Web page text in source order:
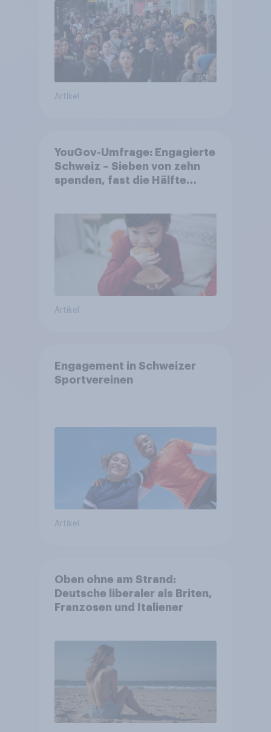
Artikel
YouGov-Umfrage: Engagierte
Schweiz – Sieben von zehn
spenden, fast die Hälfte
Artikel
Engagement in Schweizer
Sportvereinen
Artikel
Oben ohne am Strand:
Deutsche liberaler als Briten,
Franzosen und Italiener